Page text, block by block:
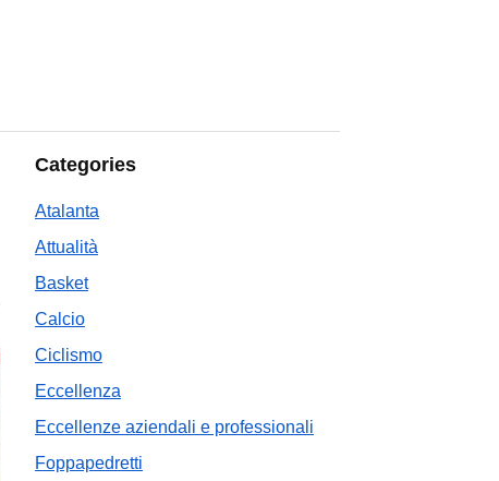
Categories
Atalanta
Attualità
Basket
Calcio
Ciclismo
Eccellenza
Eccellenze aziendali e professionali
Foppapedretti